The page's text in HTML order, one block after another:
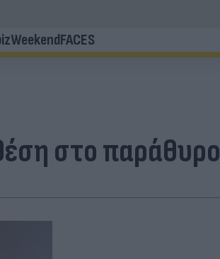
WeekendFACES
στο παράθυρο